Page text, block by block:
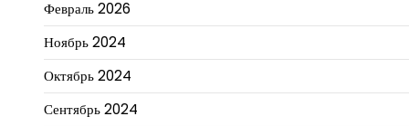
Февраль 2026
Ноябрь 2024
Октябрь 2024
Сентябрь 2024